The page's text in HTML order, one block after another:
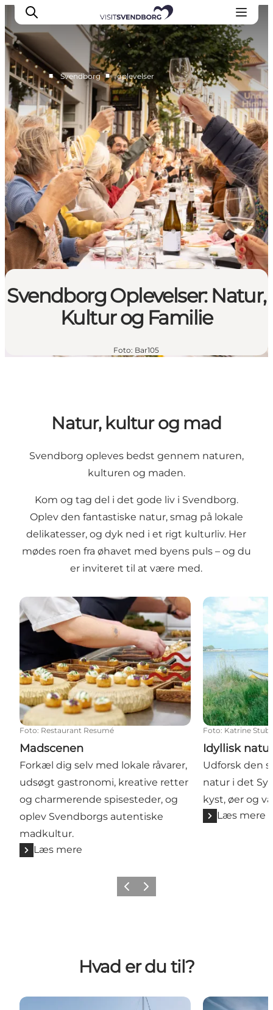
Oplev kultur & natur
Det sker i Svendborg
Spis og drik
handelsbyen Svendborg
Overnatning
Planlæg din tur
■ Svendborg ■ oplevelser
Svendborg Oplevelser: Natur,
Kultur og Familie
Foto: Bar105
Natur, kultur og mad
Svendborg opleves bedst gennem naturen,
kulturen og maden.
Kom og tag del i det gode liv i Svendborg.
Oplev den fantastiske natur, smag på lokale
delikatesser, og dyk ned i et rigt kulturliv. Her
mødes roen fra øhavet med byens puls – og du
er inviteret til at være med.
Madscenen
Foto: Restaurant Resumé
Madscenen
Forkæl dig selv med lokale råvarer,
udsøgt gastronomi, kreative retter
og charmerende spisesteder, og
oplev Svendborgs autentiske
madkultur.
Læs mere
Idyllisk natur
Foto: Katrine
Idyllisk
Udforsk den
natur i det
kyst, øer og
Læs mere
Forrige billede
Næste billede
Hvad er du til?
Aktiviteter Sommerens